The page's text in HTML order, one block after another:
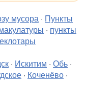
мусора · Пункты
· пункты
· Искитим · Обь ·
· Коченёво ·